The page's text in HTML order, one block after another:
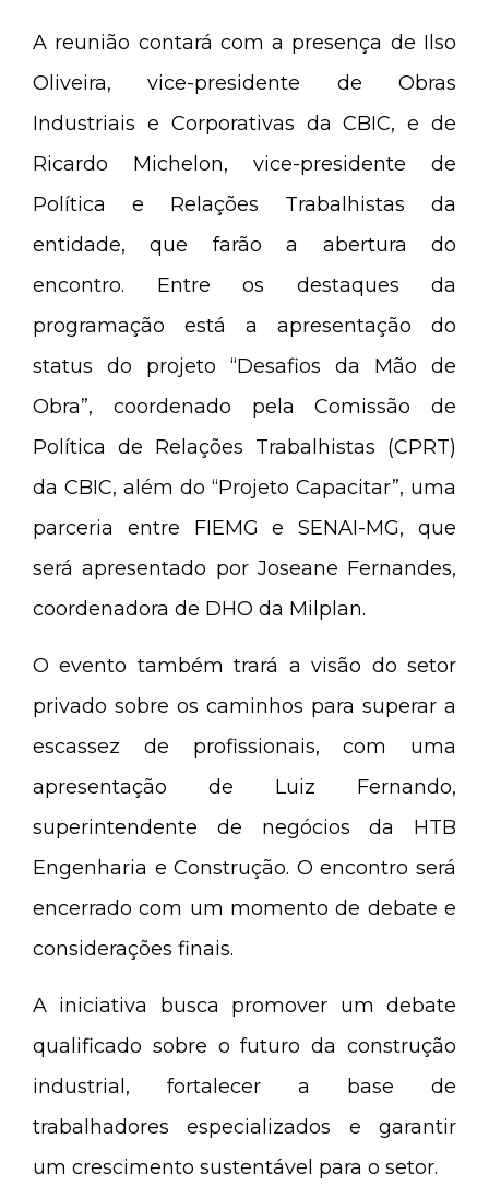
A reunião contará com a presença de Ilso
Oliveira, vice-presidente de Obras
Industriais e Corporativas da CBIC, e de
Ricardo Michelon, vice-presidente de
Política e Relações Trabalhistas da
entidade, que farão a abertura do
encontro. Entre os destaques da
programação está a apresentação do
status do projeto “Desafios da Mão de
Obra”, coordenado pela Comissão de
Política de Relações Trabalhistas (CPRT)
da CBIC, além do “Projeto Capacitar”, uma
parceria entre FIEMG e SENAI-MG, que
será apresentado por Joseane Fernandes,
coordenadora de DHO da Milplan.
O evento também trará a visão do setor
privado sobre os caminhos para superar a
escassez de profissionais, com uma
apresentação de Luiz Fernando,
superintendente de negócios da HTB
Engenharia e Construção. O encontro será
encerrado com um momento de debate e
considerações finais.
A iniciativa busca promover um debate
qualificado sobre o futuro da construção
industrial, fortalecer a base de
trabalhadores especializados e garantir
um crescimento sustentável para o setor.